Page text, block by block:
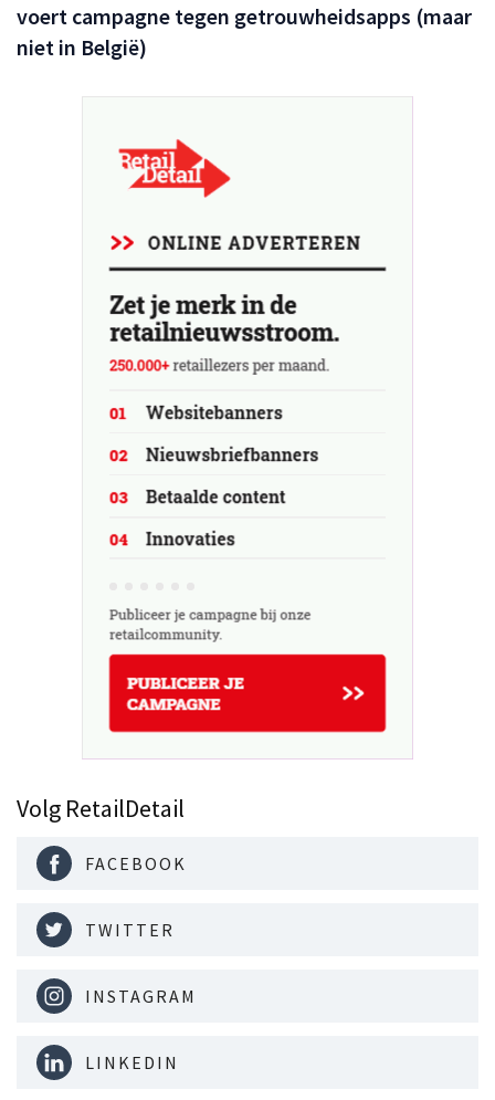
voert campagne tegen getrouwheidsapps (maar
niet in België)
Volg RetailDetail
FACEBOOK
TWITTER
INSTAGRAM
LINKEDIN